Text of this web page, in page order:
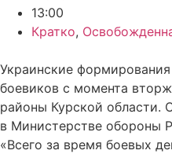
13:00
Кратко,
Украинские
боевиков с момента
районы Курской области.
в Министерстве обороны
«Всего за время боевых